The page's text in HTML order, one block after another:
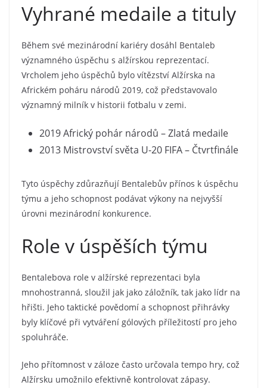
Vyhrané medaile a tituly
Během své mezinárodní kariéry dosáhl Bentaleb
významného úspěchu s alžírskou reprezentací.
Vrcholem jeho úspěchů bylo vítězství Alžírska na
Africkém poháru národů 2019, což představovalo
významný milník v historii fotbalu v zemi.
2019 Africký pohár národů – Zlatá medaile
2013 Mistrovství světa U-20 FIFA – Čtvrtfinále
Tyto úspěchy zdůrazňují Bentalebův přínos k úspěchu
týmu a jeho schopnost podávat výkony na nejvyšší
úrovni mezinárodní konkurence.
Role v úspěších týmu
Bentalebova role v alžírské reprezentaci byla
mnohostranná, sloužil jak jako záložník, tak jako lídr na
hřišti. Jeho taktické povědomí a schopnost přihrávky
byly klíčové při vytváření gólových příležitostí pro jeho
spoluhráče.
Jeho přítomnost v záloze často určovala tempo hry, což
Alžírsku umožnilo efektivně kontrolovat zápasy.